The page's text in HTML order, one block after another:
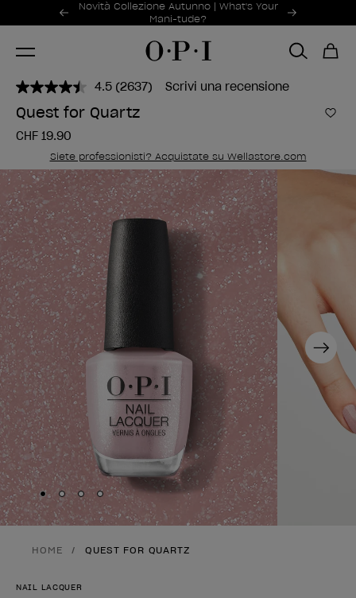
Offerte promozionali
Novità Collezione Autunno | What's Your
Mani-tude?
Item 1 of 2
4.5 Leggi
2637
recensioni.
alla
pagina.
(2637) Scrivi una recensione
Quest for Quartz
CHF 19.90
Siete professionisti? Acquistate su Wellastore.com
Next
Skip to slide1
Skip to slide
Skip to slide
Skip to slide 4
HOME QUEST FOR QUARTZ
NAIL LACQUER